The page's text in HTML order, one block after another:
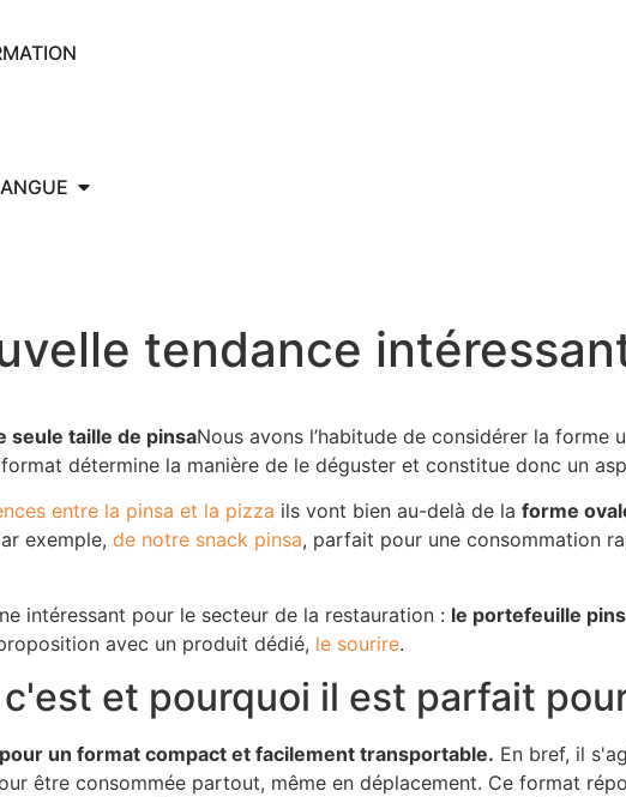
tendance
seule taille de pinsaNous avons l’habitude de considérer la forme
détermine la manière de le déguster et constitue donc un
entre la pinsa et la pizza ils vont bien au-delà de la forme
exemple, de notre snack pinsa, parfait pour une consommation
intéressant pour le secteur de la restauration : le portefeuille
avec un produit dédié, le sourire.
et pourquoi il est parfait
pour un format compact et facilement transportable. En bref, il
être consommée partout, même en déplacement. Ce format